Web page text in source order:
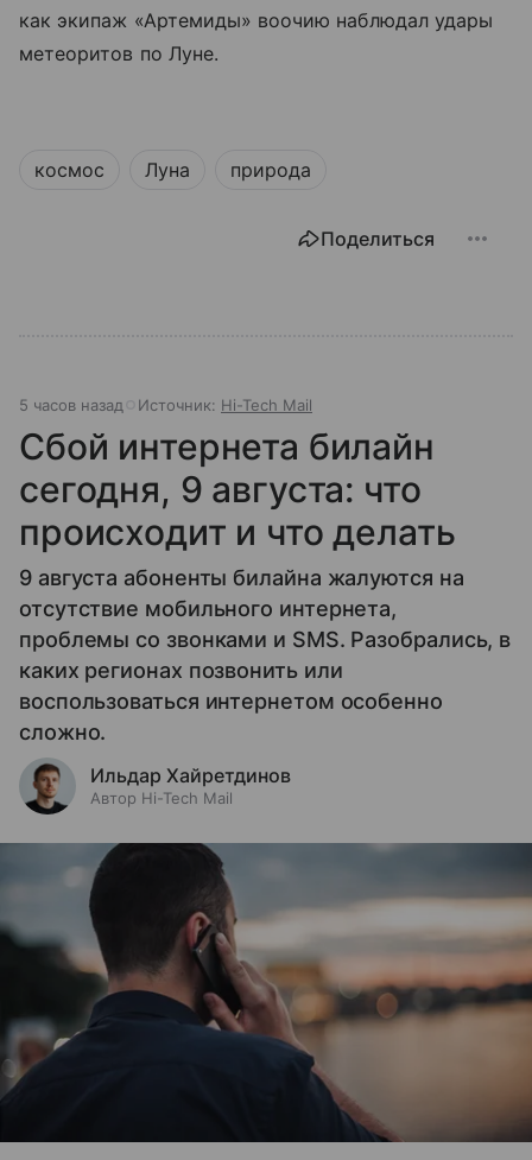
как экипаж «Артемиды» воочию наблюдал удары
метеоритов по Луне.
космос Луна природа
Поделиться
5 часов назад Источник: Hi-Tech Mail
Сбой интернета билайн
сегодня, 9 августа: что
происходит и что делать
9 августа абоненты билайна жалуются на
отсутствие мобильного интернета,
проблемы со звонками и SMS. Разобрались, в
каких регионах позвонить или
воспользоваться интернетом особенно
сложно.
Ильдар Хайретдинов
Автор Hi-Tech Mail